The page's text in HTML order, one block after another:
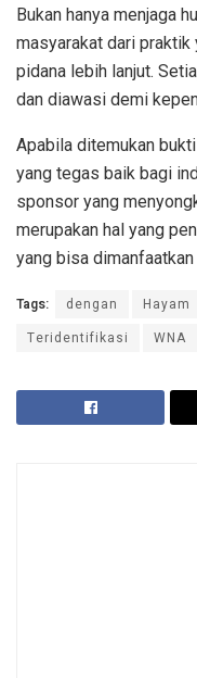
Bukan hanya menjaga
masyarakat dari praktik
pidana lebih lanjut.
dan diawasi demi
Apabila ditemukan
yang tegas baik bagi
sponsor yang
merupakan hal yang
yang bisa
Tags: dengan Hayam
Teridentifikasi
WNA